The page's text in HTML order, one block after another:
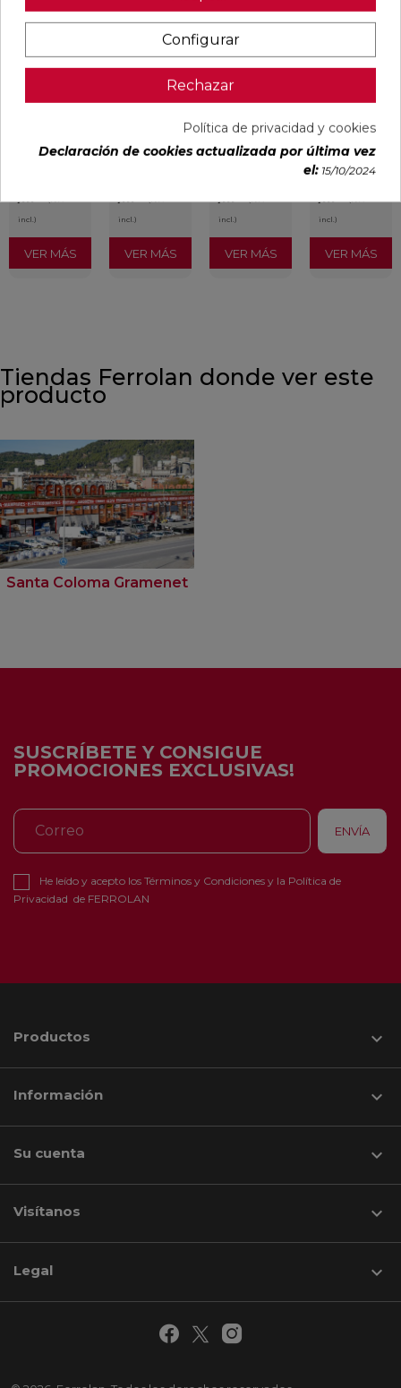
/m²
(IVA
incl.)
VER MÁS
Colorker
/m²
(IVA
incl.)
VER MÁS
31,6X100
Ref:
91080491
Colorker
/m²
(IVA
incl.)
VER MÁS
91118501
TAU
PVP
30,13 €
/m²
(IVA
incl.)
VER MÁS
Tiendas Ferrolan donde ver este
producto
Santa Coloma Gramenet
SUSCRÍBETE Y CONSIGUE
PROMOCIONES EXCLUSIVAS!
He leído y acepto los Términos y Condiciones y la Política de
Privacidad de FERROLAN
Productos 
Información 
Su cuenta 
Visítanos keyboard_arrow_down
Legal 
Configurar
Rechazar
Política de privacidad y cookies
Declaración de cookies actualizada por última vez
el: 15/10/2024